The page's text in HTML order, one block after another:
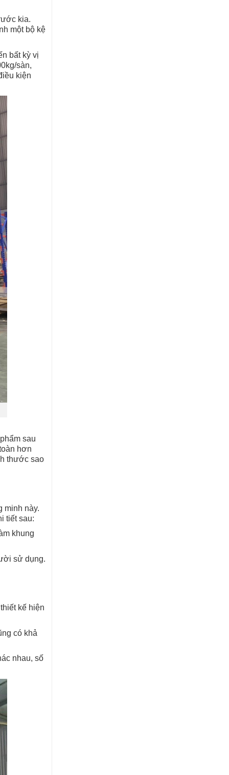
kia.
một bộ kệ
bất kỳ vị
sàn,
kiện
sau
hơn
thước sao
minh này.
tiết sau:
khung
sử dụng.
kế hiện
có khả
nhau, số